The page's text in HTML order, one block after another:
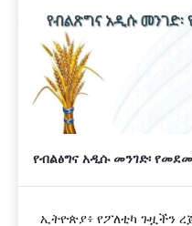
የብልፅግና አዲሱ መንገድ፡
ኢትዮጵያ፥ የፖለቲካ ጉዟችን